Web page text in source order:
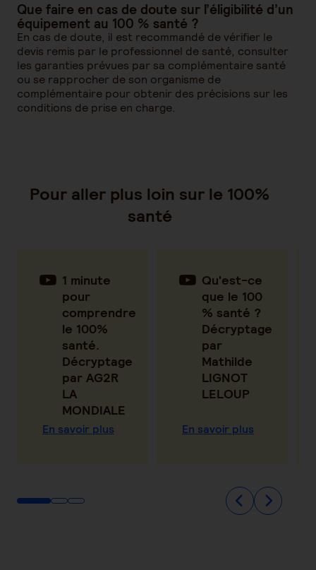
Que faire en cas de doute sur l’éligibilité d’un
équipement au 100 % santé ?
En cas de doute, il est recommandé de vérifier le
devis remis par le professionnel de santé, consulter
les garanties prévues par sa complémentaire santé
ou se rapprocher de son organisme de
complémentaire pour obtenir des précisions sur les
conditions de prise en charge.
Pour aller plus loin sur le 100%
santé
1 minute
pour
comprendre
le 100%
santé.
Décryptage
par AG2R
LA
MONDIALE
En savoir plus
Qu'est-ce
que le 100
% santé ?
Décryptage
par
Mathilde
LIGNOT
LELOUP
En savoir plus